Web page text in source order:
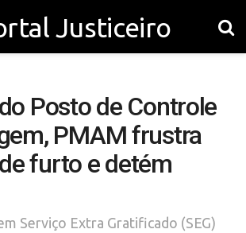
Posto de Controle
PMAM frustra
furto e detém
Serviço Extra Gratificado (SEG)